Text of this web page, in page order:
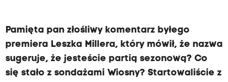
Pamięta pan złośliwy komentarz byłego
premiera Leszka Millera, który mówił, że nazwa
sugeruje, że jesteście partią sezonową? Co
się stało z sondażami Wiosny? Startowaliście z